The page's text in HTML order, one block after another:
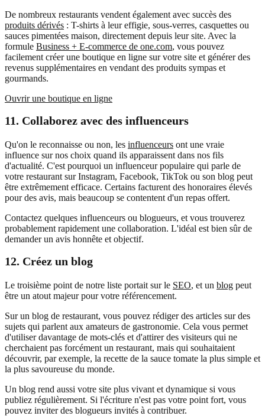
De nombreux restaurants vendent également avec succès des
produits dérivés : T-shirts à leur effigie, sous-verres, casquettes ou
sauces pimentées maison, directement depuis leur site. Avec la
formule Business + E-commerce de one.com, vous pouvez
facilement créer une boutique en ligne sur votre site et générer des
revenus supplémentaires en vendant des produits sympas et
gourmands.
Ouvrir une boutique en ligne
11. Collaborez avec des influenceurs
Qu'on le reconnaisse ou non, les influenceurs ont une vraie
influence sur nos choix quand ils apparaissent dans nos fils
d'actualité. C'est pourquoi un influenceur populaire qui parle de
votre restaurant sur Instagram, Facebook, TikTok ou son blog peut
être extrêmement efficace. Certains facturent des honoraires élevés
pour des avis, mais beaucoup se contentent d'un repas offert.
Contactez quelques influenceurs ou blogueurs, et vous trouverez
probablement rapidement une collaboration. L'idéal est bien sûr de
demander un avis honnête et objectif.
12. Créez un blog
Le troisième point de notre liste portait sur le SEO, et un blog peut
être un atout majeur pour votre référencement.
Sur un blog de restaurant, vous pouvez rédiger des articles sur des
sujets qui parlent aux amateurs de gastronomie. Cela vous permet
d'utiliser davantage de mots-clés et d'attirer des visiteurs qui ne
cherchaient pas forcément un restaurant, mais qui souhaitaient
découvrir, par exemple, la recette de la sauce tomate la plus simple et
la plus savoureuse du monde.
Un blog rend aussi votre site plus vivant et dynamique si vous
publiez régulièrement. Si l'écriture n'est pas votre point fort, vous
pouvez inviter des blogueurs invités à contribuer.